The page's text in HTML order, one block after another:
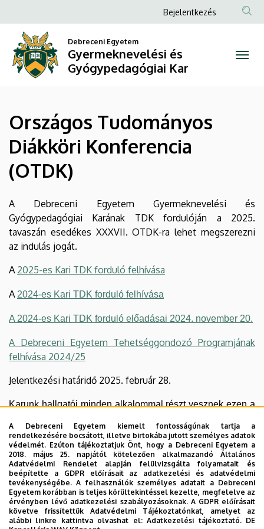
Tudományos
Diákköri
Konferencia
(OTDK)
Gyermeknevelési
és
Gyógypedagógiai
Kar
a
tartalomra
Anonim
fiók
menüje
Bejelentkezés
Debreceni Egyetem
Gyermeknevelési és
Gyógypedagógiai Kar
Országos Tudományos
Diákköri Konferencia
(OTDK)
A Debreceni Egyetem Gyermeknevelési és
Gyógypedagógiai Karának TDK fordulóján a 2025.
tavaszán esedékes XXXVII. OTDK-ra lehet megszerezni
az indulás jogát.
A 2025-es Kari TDK forduló felhívása
A 2024-es Kari TDK forduló felhívása
A 2024-es Kari TDK forduló előadásai 2024. november 20.
A Debreceni Egyetem Tehetséggondozó Programjának
felhívása 2024/25
Jelentkezési határidő 2025. február 28.
Karunk hallgatói minden alkalommal részt vesznek ezen a
diákoknak tudományos diákköri dolgozatot kell írnia a
konzulens tanár támogatásával és segítségével, majd a
szóbeli megmérettetésen prezentálnia is kell a kutatási
eredményeit. Az OTDK a tudományterületek alapján
szekciókba sorolja a résztvevő hallgatókat. Szekciónként
első, második és harmadik helyezéseket osztanak ki,
illetve a zsűri különdíjakat is odaítélhet.
A Debreceni Egyetem kiemelt fontosságúnak tartja a
rendelkezésére bocsátott, illetve birtokába jutott személyes adatok
védelmét. Ezúton tájékoztatjuk Önt, hogy a Debreceni Egyetem a
2018. május 25. napjától kötelezően alkalmazandó Általános
Adatvédelmi Rendelet alapján felülvizsgálta folyamatait és
beépítette a GDPR előírásait az adatkezelési és adatvédelmi
tevékenységébe. A felhasználók személyes adatait a Debreceni
Egyetem korábban is teljes körültekintéssel kezelte, megfelelve az
érvényben lévő adatkezelési szabályozásoknak. A GDPR előírásait
követve frissítettük Adatvédelmi Tájékoztatónkat, amelyet az
alábbi linkre kattintva olvashat el:Adatkezelési tájékoztató. DE